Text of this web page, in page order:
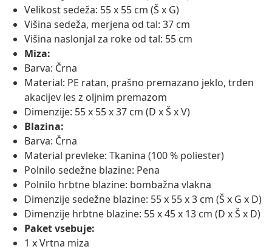
Velikost sedeža: 55 x 55 cm (Š x G)
Višina sedeža, merjena od tal: 37 cm
Višina naslonjal za roke od tal: 55 cm
Miza:
Barva: Črna
Material: PE ratan, prašno premazano jeklo, trden
akacijev les z oljnim premazom
Dimenzije: 55 x 55 x 37 cm (D x Š x V)
Blazina:
Barva: Črna
Material prevleke: Tkanina (100 % poliester)
Polnilo sedežne blazine: Pena
Polnilo hrbtne blazine: bombažna vlakna
Dimenzije sedežne blazine: 55 x 55 x 3 cm (Š x G x D)
Dimenzije hrbtne blazine: 55 x 45 x 13 cm (D x Š x D)
Paket vsebuje:
1 x Vrtna miza